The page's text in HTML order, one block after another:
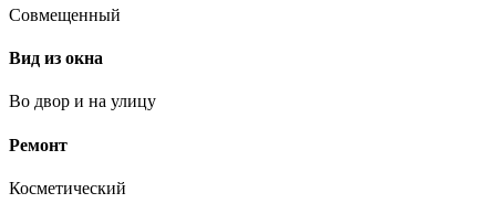
Совмещенный
Вид из окна
Во двор и на улицу
Ремонт
Косметический